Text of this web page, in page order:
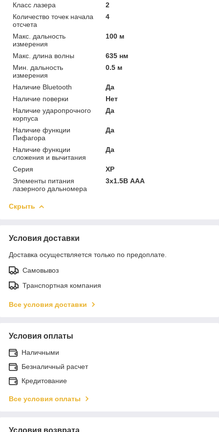
Класс лазера
2
Количество точек начала
отсчета
4
Макс. дальность
измерения
100 м
Макс. длина волны
635 нм
Мин. дальность
измерения
0.5 м
Наличие Bluetooth
Да
Наличие поверки
Нет
Наличие ударопрочного
корпуса
Да
Наличие функции
Пифагора
Да
Наличие функции
сложения и вычитания
Да
Серия
XP
Элементы питания
лазерного дальномера
3х1.5В AAA
Скрыть
Условия доставки
Доставка осуществляется только по предоплате.
Самовывоз
Транспортная компания
Все условия доставки
Условия оплаты
Наличными
Безналичный расчет
Кредитование
Все условия оплаты
Условия возврата